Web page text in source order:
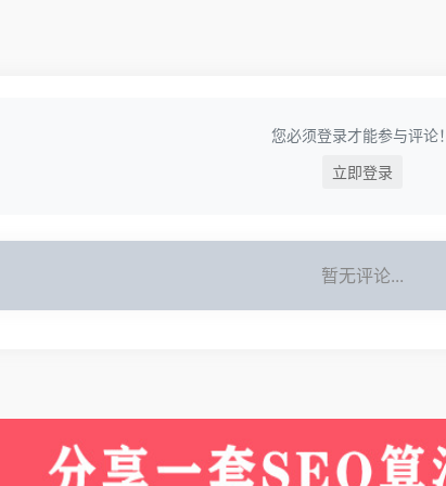
您必须登录才能参与评论！
立即登录
暂无评论...